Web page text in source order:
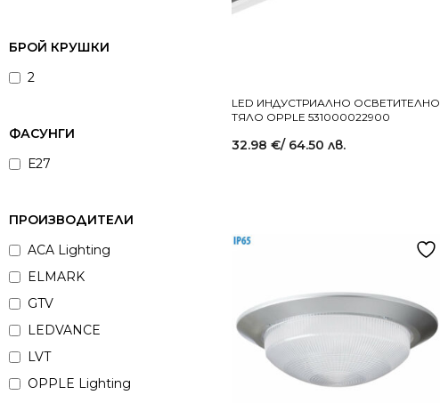
БРОЙ КРУШКИ
2
ФАСУНГИ
Е27
ПРОИЗВОДИТЕЛИ
ACA Lighting
ELMARK
GTV
LEDVANCE
LVT
OPPLE Lighting
LED ИНДУСТРИАЛНО ОСВЕТИТЕЛНО
ТЯЛО OPPLE 531000022900
32.98 €/ 64.50 лв.